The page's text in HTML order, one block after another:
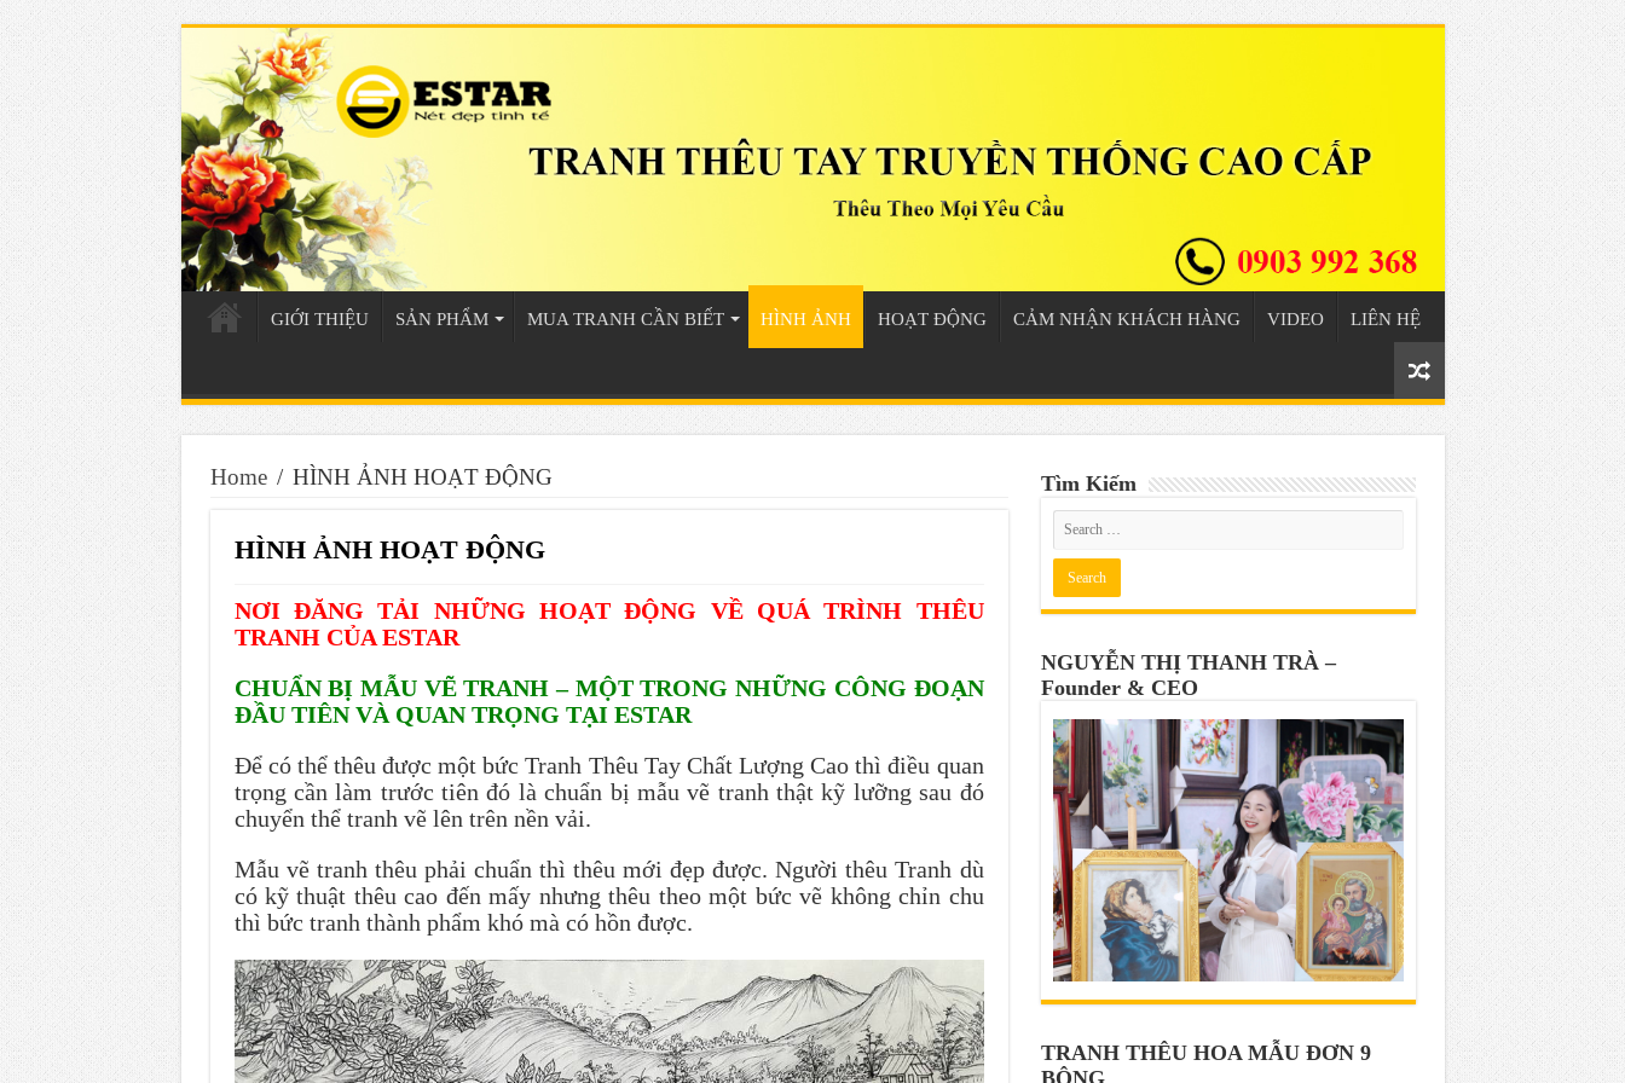
GIỚI THIỆU SẢN PHẨM MUA TRANH CẦN BIẾT HÌNH ẢNH HOẠT ĐỘNG CẢM NHẬN KHÁCH HÀNG VIDEO LIÊN HỆ
Home / HÌNH ẢNH HOẠT ĐỘNG
HÌNH ẢNH HOẠT ĐỘNG
NƠI ĐĂNG TẢI NHỮNG HOẠT ĐỘNG VỀ QUÁ TRÌNH THÊU
TRANH CỦA ESTAR
CHUẨN BỊ MẪU VẼ TRANH – MỘT TRONG NHỮNG CÔNG ĐOẠN
ĐẦU TIÊN VÀ QUAN TRỌNG TẠI ESTAR
Để có thể thêu được một bức Tranh Thêu Tay Chất Lượng Cao thì điều quan
trọng cần làm trước tiên đó là chuẩn bị mẫu vẽ tranh thật kỹ lưỡng sau đó
chuyển thể tranh vẽ lên trên nền vải.
Mẫu vẽ tranh thêu phải chuẩn thì thêu mới đẹp được. Người thêu Tranh dù
có kỹ thuật thêu cao đến mấy nhưng thêu theo một bức vẽ không chỉn chu
thì bức tranh thành phẩm khó mà có hồn được.
Tìm Kiếm
NGUYỄN THỊ THANH TRÀ –
Founder & CEO
TRANH THÊU HOA MẪU ĐƠN 9